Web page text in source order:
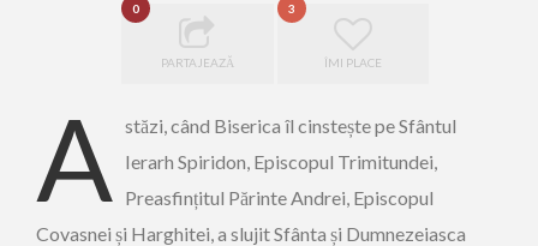
0
PARTAJEAZĂ
3
ÎMI PLACE
A stăzi, când Biserica îl cinstește pe Sfântul
Ierarh Spiridon, Episcopul Trimitundei,
Preasfințitul Părinte Andrei, Episcopul
Covasnei și Harghitei, a slujit Sfânta și Dumnezeiasca